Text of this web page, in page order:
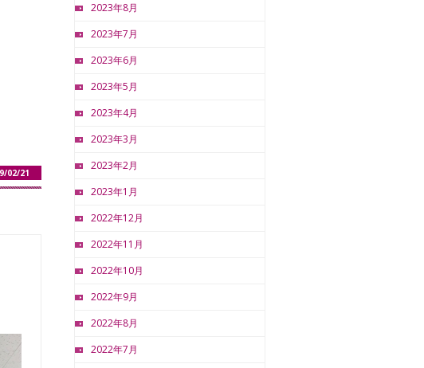
02/21
2023年8月
2023年7月
2023年6月
2023年5月
2023年4月
2023年3月
2023年2月
2023年1月
2022年12月
2022年11月
2022年10月
2022年9月
2022年8月
2022年7月